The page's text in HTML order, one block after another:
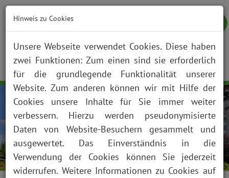
NOTFALL KONTAKT ANFAHRT JOBS SUCHE
Hinweis zu Cookies
Unsere Webseite verwendet Cookies. Diese haben
zwei Funktionen: Zum einen sind sie erforderlich
für die grundlegende Funktionalität unserer
Website. Zum anderen können wir mit Hilfe der
Cookies unsere Inhalte für Sie immer weiter
verbessern. Hierzu werden pseudonymisierte
Daten von Website-Besuchern gesammelt und
ausgewertet. Das Einverständnis in die
Verwendung der Cookies können Sie jederzeit
widerrufen. Weitere Informationen zu Cookies auf